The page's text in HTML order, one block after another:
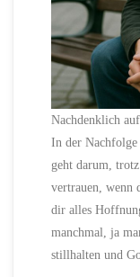
Nachdenklich
In der
geht darum,
vertrauen, wenn
dir alles
manchmal, ja
stillhalten und